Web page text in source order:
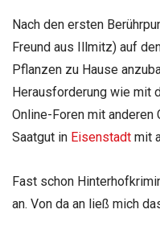
Nach den ersten
Freund aus Illmitz) auf
Pflanzen zu Hause
Herausforderung wie mit
Online-Foren mit anderen
Saatgut in Eisenstadt mit
Fast schon
an. Von da an ließ mich